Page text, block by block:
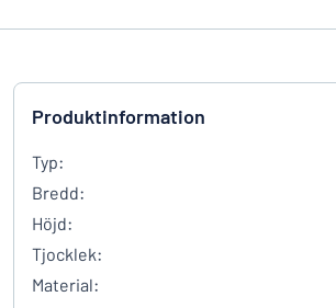
Produktinformation
Typ:
Bredd:
Höjd:
Tjocklek:
Material: